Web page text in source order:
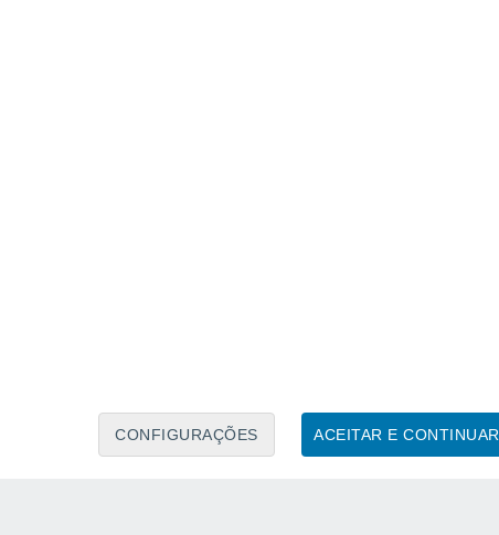
ACEITAR E CONTINUAR
CONFIGURAÇÕES